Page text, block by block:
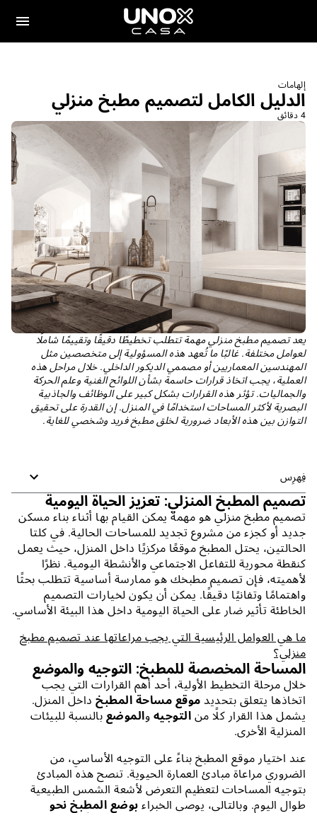
إلهامات
الدليل الكامل لتصميم مطبخ منزلي
4 دقائق
يعد تصميم مطبخ منزلي مهمة تتطلب تخطيطًا دقيقًا وتقييمًا شاملًا
لعوامل مختلفة. غالبًا ما تُعهد هذه المسؤولية إلى متخصصين مثل
المهندسين المعماريين أو مصممي الديكور الداخلي. خلال مراحل هذه
العملية، يجب اتخاذ قرارات حاسمة بشأن اللوائح الفنية وعلم الحركة
والجماليات. تؤثر هذه القرارات بشكل كبير على الوظائف والجاذبية
البصرية لأكثر المساحات استخدامًا في المنزل. إن القدرة على تحقيق
التوازن بين هذه الأبعاد ضرورية لخلق مطبخ فريد وشخصي للغاية.
فِهرِس
تصميم المطبخ المنزلي: تعزيز الحياة اليومية
تصميم مطبخ منزلي هو مهمة يمكن القيام بها أثناء بناء مسكن
جديد أو كجزء من مشروع تجديد للمساحات الحالية. في كلتا
الحالتين، يحتل المطبخ موقعًا مركزيًا داخل المنزل، حيث يعمل
كنقطة محورية للتفاعل الاجتماعي والأنشطة اليومية. نظرًا
لأهميته، فإن تصميم مطبخك هو ممارسة أساسية تتطلب بحثًا
واهتمامًا وتفانيًا دقيقًا. يمكن أن يكون لخيارات التصميم
الخاطئة تأثير ضار على الحياة اليومية داخل هذا البيئة الأساسي.
ما هي العوامل الرئيسية التي يجب مراعاتها عند تصميم مطبخ
منزلي؟
المساحة المخصصة للمطبخ: التوجيه والموضع
خلال مرحلة التخطيط الأولية، أحد أهم القرارات التي يجب
اتخاذها يتعلق بتحديد موقع مساحة المطبخ داخل المنزل.
يشمل هذا القرار كلًا من التوجيه والموضع بالنسبة للبيئات
المنزلية الأخرى.
عند اختيار موقع المطبخ بناءً على التوجيه الأساسي، من
الضروري مراعاة مبادئ العمارة الحيوية. تنصح هذه المبادئ
بتوجيه المساحات لتعظيم التعرض لأشعة الشمس الطبيعية
طوال اليوم. وبالتالي، يوصي الخبراء بوضع المطبخ نحو